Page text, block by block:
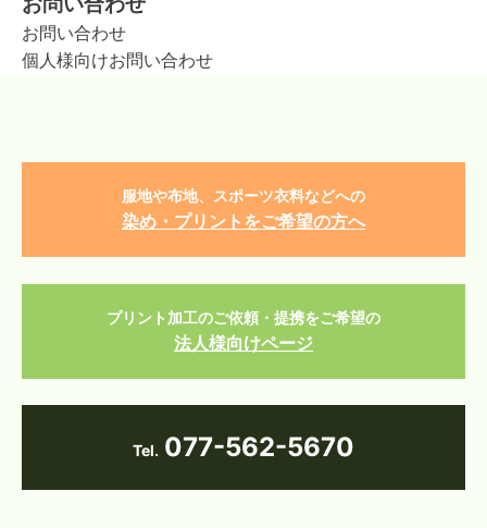
お問い合わせ
個人様向けお問い合わせ
服地や布地、スポーツ衣料などへの
染め・プリントをご希望の方へ
プリント加工のご依頼・提携をご希望の
法人様向けページ
Tel. 077-562-5670